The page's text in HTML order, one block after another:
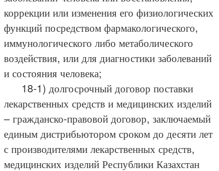
коррекции или изменения его физиологических
функций посредством фармакологического,
иммунологического либо метаболического
воздействия, или для диагностики заболеваний
и состояния человека;
18-1) долгосрочный договор поставки
лекарственных средств и медицинских изделий
– гражданско-правовой договор, заключаемый
единым дистрибьютором сроком до десяти лет
с производителями лекарственных средств,
медицинских изделий Республики Казахстан